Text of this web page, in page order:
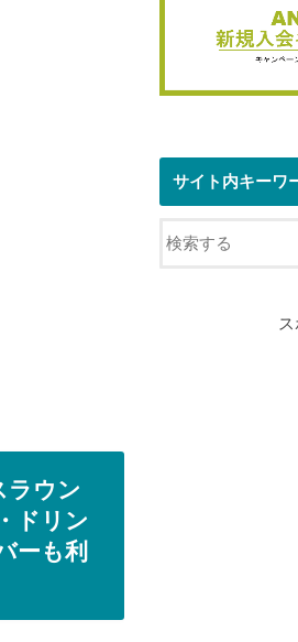
ラウン
ドリン
ーも利
サイト内キーワ